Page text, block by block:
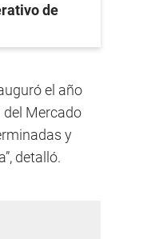
de
el año
del Mercado
y
detalló.